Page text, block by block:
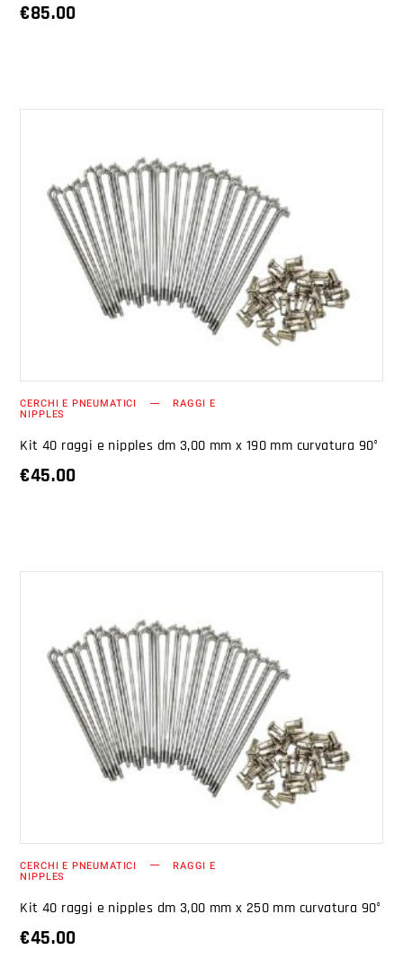
€85.00
AGGIUNGI AL CARRELLO
CERCHI E PNEUMATICI RAGGI E
NIPPLES
Kit 40 raggi e nipples dm 3,00 mm x 190 mm curvatura 90°
€45.00
AGGIUNGI AL CARRELLO
CERCHI E PNEUMATICI RAGGI E
NIPPLES
Kit 40 raggi e nipples dm 3,00 mm x 250 mm curvatura 90°
€45.00